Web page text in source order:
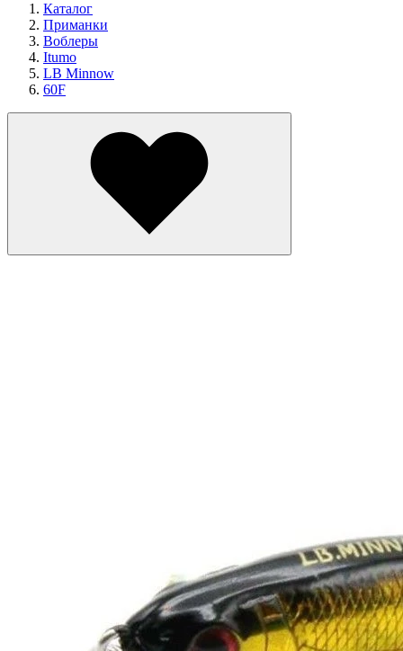
Каталог
Приманки
Воблеры
Itumo
LB Minnow
60F